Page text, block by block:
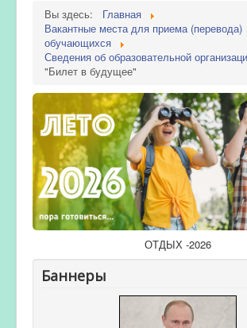
Вы здесь:
Главная
Вакантные места для приема (перевода)
обучающихся
Сведения об образовательной
"Билет в будущее"
ОТДЫХ -2026
Баннеры